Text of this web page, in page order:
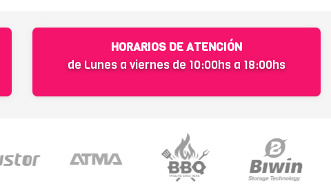
HORARIOS DE ATENCIÓN
de Lunes a viernes de 10:00hs a 18:00hs